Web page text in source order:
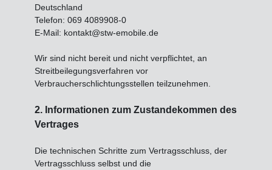
Deutschland
Telefon: 069 4089908-0
E-Mail: kontakt@stw-emobile.de
Wir sind nicht bereit und nicht verpflichtet, an
Streitbeilegungsverfahren vor
Verbraucherschlichtungsstellen teilzunehmen.
2. Informationen zum Zustandekommen des
Vertrages
Die technischen Schritte zum Vertragsschluss, der
Vertragsschluss selbst und die